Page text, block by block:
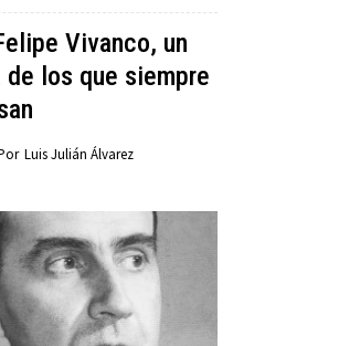
Vivanco, un
de los que siempre
Luis Julián Álvarez